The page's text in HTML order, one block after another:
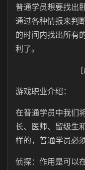
普通学员想要找出
通过各种情报来判
的时间内找出所有
利了。
游戏职业介绍：
在普通学员中我们
长、医师、留级生
样的，普通学员必
侦探：作用是可以